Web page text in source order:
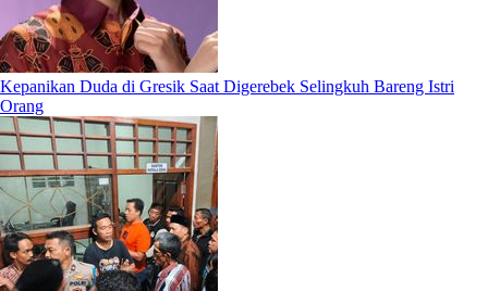
Kepanikan Duda di Gresik Saat Digerebek Selingkuh Bareng Istri
Orang